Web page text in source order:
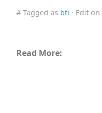
# Tagged as bti · Edit on
Read More: